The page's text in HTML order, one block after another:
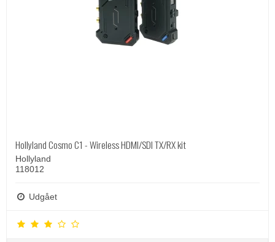
Hollyland Cosmo C1 - Wireless HDMI/SDI TX/RX kit
Hollyland
118012
Udgået